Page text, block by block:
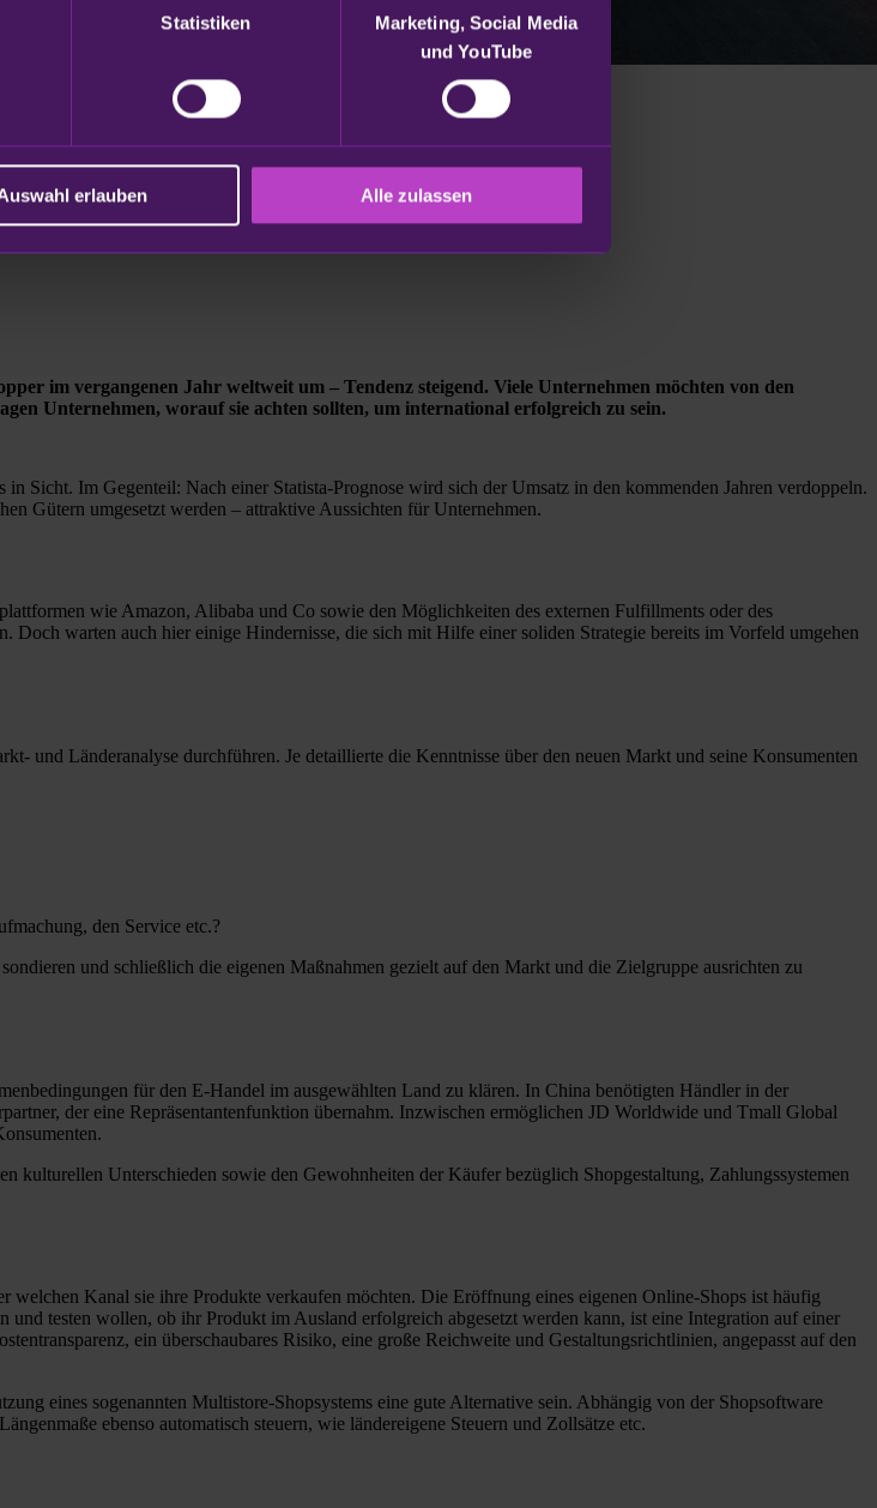
Statistiken
Marketing, Social Media
und YouTube
erlauben Alle zulassen
im vergangenen Jahr weltweit um – Tendenz steigend. Viele Unternehmen möchten von den
Unternehmen, worauf sie achten sollten, um international erfolgreich zu sein.
Sicht. Im Gegenteil: Nach einer Statista-Prognose wird sich der Umsatz in den kommenden Jahren verdoppeln.
Gütern umgesetzt werden – attraktive Aussichten für Unternehmen.
wie Amazon, Alibaba und Co sowie den Möglichkeiten des externen Fulfillments oder des
warten auch hier einige Hindernisse, die sich mit Hilfe einer soliden Strategie bereits im Vorfeld umgehen
und Länderanalyse durchführen. Je detaillierte die Kenntnisse über den neuen Markt und seine Konsumenten
den Service etc.?
und schließlich die eigenen Maßnahmen gezielt auf den Markt und die Zielgruppe ausrichten zu
für den E-Handel im ausgewählten Land zu klären. In China benötigten Händler in der
der eine Repräsentantenfunktion übernahm. Inzwischen ermöglichen JD Worldwide und Tmall Global
kulturellen Unterschieden sowie den Gewohnheiten der Käufer bezüglich Shopgestaltung, Zahlungssystemen
Kanal sie ihre Produkte verkaufen möchten. Die Eröffnung eines eigenen Online-Shops ist häufig
testen wollen, ob ihr Produkt im Ausland erfolgreich abgesetzt werden kann, ist eine Integration auf einer
ein überschaubares Risiko, eine große Reichweite und Gestaltungsrichtlinien, angepasst auf den
eines sogenannten Multistore-Shopsystems eine gute Alternative sein. Abhängig von der Shopsoftware
ebenso automatisch steuern, wie ländereigene Steuern und Zollsätze etc.